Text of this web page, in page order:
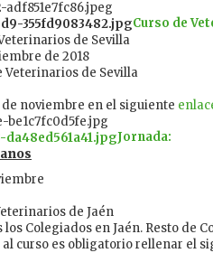
Curso de
de Sevilla
de 2018
Veterinarios de Sevilla
de noviembre en el siguiente
Jornada:
de Jaén
Colegiados en Jaén. Resto de
curso es obligatorio rellenar el